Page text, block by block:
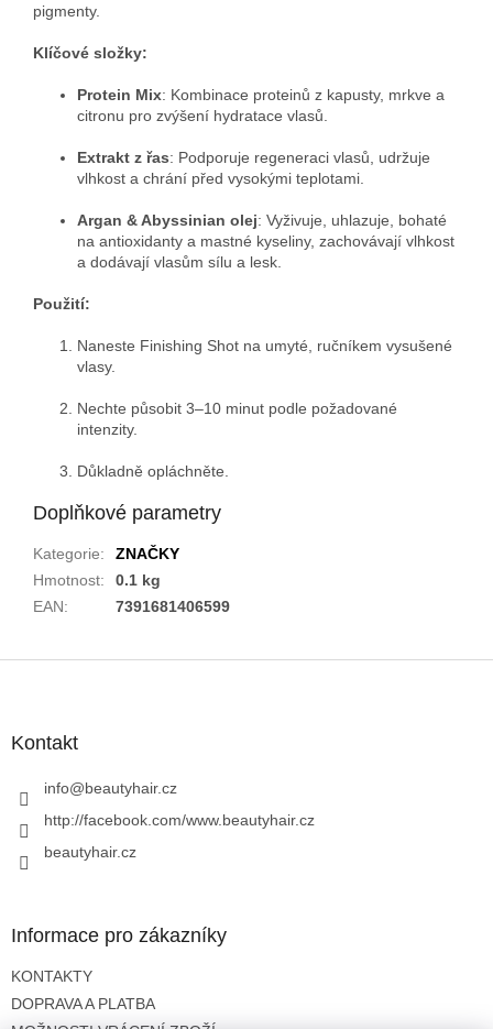
pigmenty.
Klíčové složky:
Protein Mix: Kombinace proteinů z kapusty, mrkve a
citronu pro zvýšení hydratace vlasů.
Extrakt z řas: Podporuje regeneraci vlasů, udržuje
vlhkost a chrání před vysokými teplotami.
Argan & Abyssinian olej: Vyživuje, uhlazuje, bohaté
na antioxidanty a mastné kyseliny, zachovávají vlhkost
a dodávají vlasům sílu a lesk.
Použití:
Naneste Finishing Shot na umyté, ručníkem vysušené
vlasy.
Nechte působit 3–10 minut podle požadované
intenzity.
Důkladně opláchněte.
Doplňkové parametry
Kategorie:
ZNAČKY
Hmotnost:
0.1 kg
EAN: 7391681406599
Kontakt
info@beautyhair.cz
http://facebook.com/www.beautyhair.cz
beautyhair.cz
Informace pro zákazníky
KONTAKTY
DOPRAVA A PLATBA